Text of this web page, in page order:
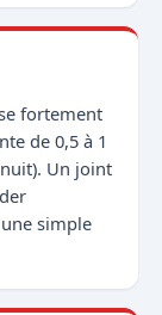
fortement
de 0,5 à 1
Un joint
simple